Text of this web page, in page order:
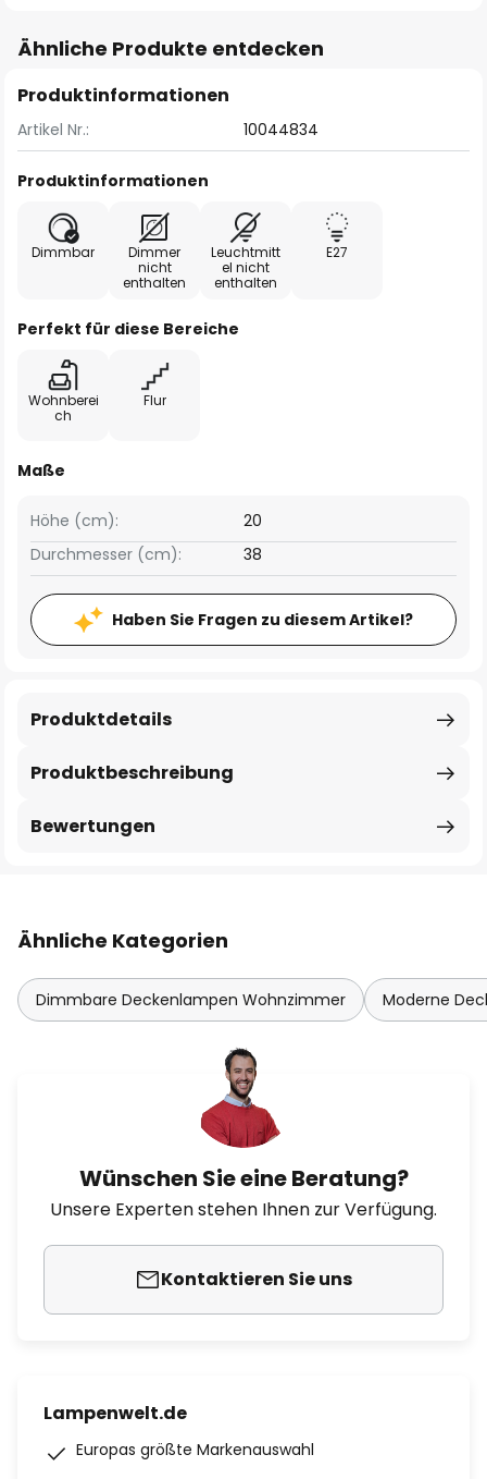
Ähnliche Produkte entdecken
Produktinformationen
Artikel Nr.: 10044834
Produktinformationen
Dimmbar
Dimmer
nicht
enthalten
Leuchtmitt
el nicht
enthalten
E27
Perfekt für diese Bereiche
Wohnberei
ch
Flur
Maße
Höhe (cm):
20
Durchmesser (cm):
38
Haben Sie Fragen zu diesem Artikel?
Produktbeschreibung
Produktdetails
Bewertungen
Ähnliche Kategorien
Dimmbare Deckenlampen Wohnzimmer Moderne
Wünschen Sie eine Beratung?
Unsere Experten stehen Ihnen zur Verfügung.
Kontaktieren Sie uns
Lampenwelt.de
Europas größte Markenauswahl